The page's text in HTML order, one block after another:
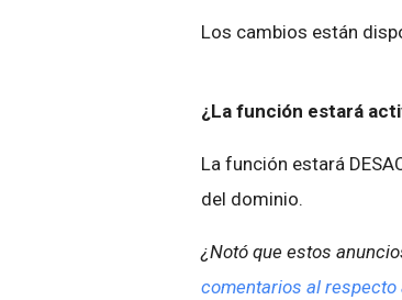
Los cambios están
¿La función estará
La función estará
del dominio.
¿Notó que estos
comentarios al respecto